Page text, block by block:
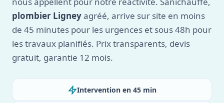
plombier Ligneyagréé, arrive sur site en moins
de 45 minutes pour les urgences et sous 48h pour
les travaux planifiés. Prix transparents, devis
gratuit, garantie 12 mois.
Intervention en 45 min